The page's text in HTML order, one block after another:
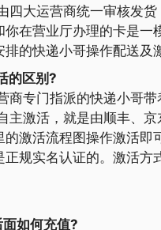
四大运营商统一审核发
在营业厅办理的卡是一
排的快递小哥操作配送及
的区别?
商专门指派的快递小哥
主激活，就是由顺丰、
激活流程图操作激活即
规实名认证的。激活方
如何充值?